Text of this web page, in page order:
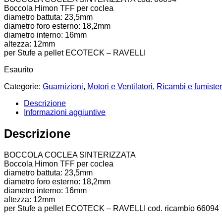
Boccola Himon TFF per coclea
diametro battuta: 23,5mm
diametro foro esterno: 18,2mm
diametro interno: 16mm
altezza: 12mm
per Stufe a pellet ECOTECK – RAVELLI
Esaurito
Categorie: Guarnizioni, Motori e Ventilatori, Ricambi e
Descrizione
Informazioni aggiuntive
Descrizione
BOCCOLA COCLEA SINTERIZZATA
Boccola Himon TFF per coclea
diametro battuta: 23,5mm
diametro foro esterno: 18,2mm
diametro interno: 16mm
altezza: 12mm
per Stufe a pellet ECOTECK – RAVELLI cod. ricambio 66094